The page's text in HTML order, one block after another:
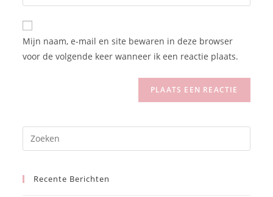
Mijn naam, e-mail en site bewaren in deze browser
voor de volgende keer wanneer ik een reactie plaats.
Recente Berichten